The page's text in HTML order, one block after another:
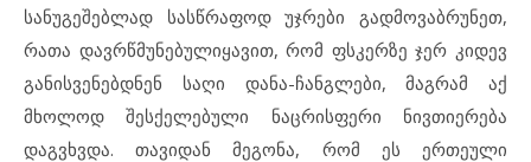
სანუგეშებლად სასწრაფოდ უჯრები გადმოვაბრუნეთ,
რათა დავრწმუნებულიყავით, რომ ფსკერზე ჯერ კიდევ
განისვენებდნენ საღი დანა-ჩანგლები, მაგრამ აქ
მხოლოდ შესქელებული ნაცრისფერი ნივთიერება
დაგვხვდა. თავიდან მეგონა, რომ ეს ერთეული